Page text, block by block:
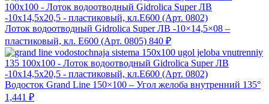
Лоток водоотводный Gidrolica Super ЛВ -10×14,5×08 –
пластиковый, кл. Е600 (Арт. 0805) 840 ₽
Водосток Grand Line 150×100 – Угол желоба внутренний 135°
1,441 ₽